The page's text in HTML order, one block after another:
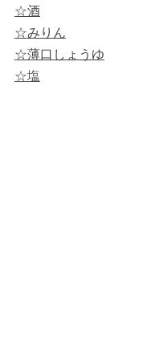
☆酒
☆みりん
☆薄口しょうゆ
☆塩